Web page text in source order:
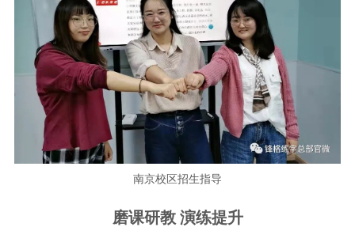
南京校区招生指导
磨课研教 演练提升